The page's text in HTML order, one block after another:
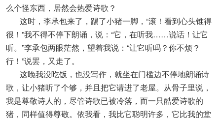
么个怪东西，居然会热爱诗歌？
这时，李承包来了，踢了小猪一脚，“滚！看到心头锥得
很！”我不得不停下朗诵，说：“它，在听我……说话！让它
听。”李承包两眼茫然，望着我说：“让它听吗？你不烦？
行！”说罢，又走了。
这晚我没吃饭，也没写作，就坐在门槛边不停地朗诵诗
歌，让小猪听了个够，并且把它请进了老屋。从骨子里说，
我是尊敬诗人的，尽管诗歌已被冷落，而一只酷爱诗歌的
猪，同样值得尊敬。依我看，我比它聪明许多，它比我的堂